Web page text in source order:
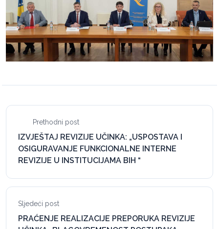
Prethodni post
IZVJEŠTAJ REVIZIJE UČINKA: „USPOSTAVA I
OSIGURAVANJE FUNKCIONALNE INTERNE
REVIZIJE U INSTITUCIJAMA BIH “
Sljedeći post
PRAĆENJE REALIZACIJE PREPORUKA REVIZIJE